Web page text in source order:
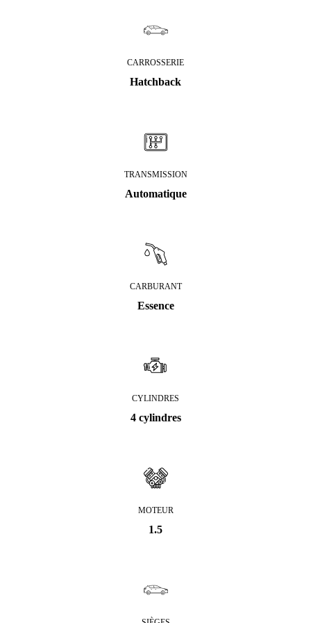
CARROSSERIE
Hatchback
TRANSMISSION
Automatique
CARBURANT
Essence
CYLINDRES
4 cylindres
MOTEUR
1.5